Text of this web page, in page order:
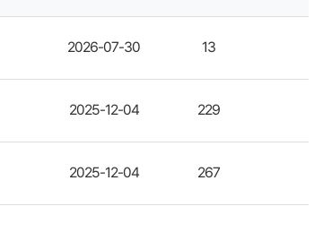
2026-07-30 13
2025-12-04 229
2025-12-04 267